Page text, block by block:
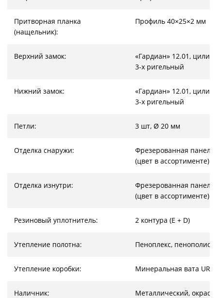
Притворная планка
(нащельник):
Профиль 40×25×2 мм
Верхний замок:
«Гардиан» 12.01,
3-х ригельный
Нижний замок:
«Гардиан» 12.01,
3-х ригельный
Петли: 3 шт, Ø 20 мм
Отделка снаружи:
Фрезерованная
(цвет в ассортименте)
Отделка изнутри:
Фрезерованная
(цвет в ассортименте)
Резиновый уплотнитель: 2 контура (E + D)
Утепление полотна: Пеноплекс,
Утепление коробки: Минеральная вата
Наличник:
Металлический, окрас –